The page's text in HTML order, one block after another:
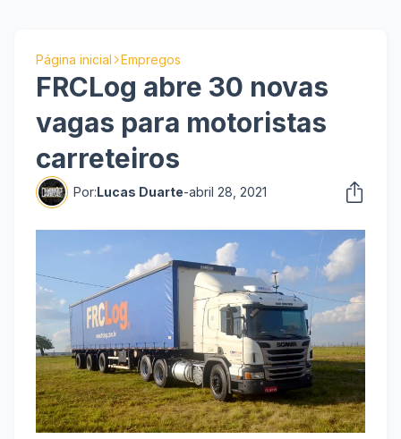
Página inicial Empregos
FRCLog abre 30 novas
vagas para motoristas
carreteiros
Por:Lucas Duarte-abril 28, 2021